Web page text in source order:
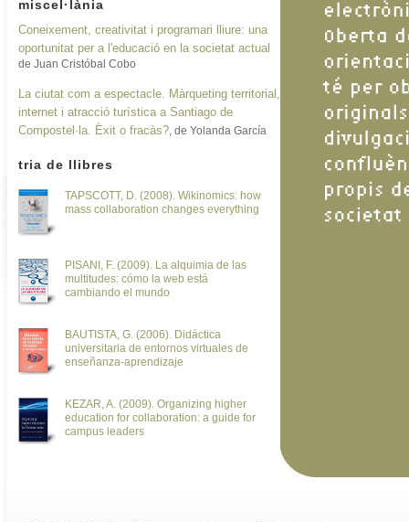
miscel·lània
Coneixement, creativitat i programari lliure: una
oportunitat per a l'educació en la societat actual
de Juan Cristóbal Cobo
La ciutat com a espectacle. Màrqueting territorial,
internet i atracció turística a Santiago de
Compostel·la. Èxit o fracàs?, de Yolanda García
tria de llibres
TAPSCOTT, D. (2008). Wikinomics: how
mass collaboration changes everything
PISANI, F. (2009). La alquimia de las
multitudes: cómo la web está
cambiando el mundo
BAUTISTA, G. (2006). Didáctica
universitaria de entornos virtuales de
enseñanza-aprendizaje
KEZAR, A. (2009). Organizing higher
education for collaboration: a guide for
campus leaders